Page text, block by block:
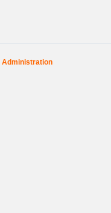
Administration